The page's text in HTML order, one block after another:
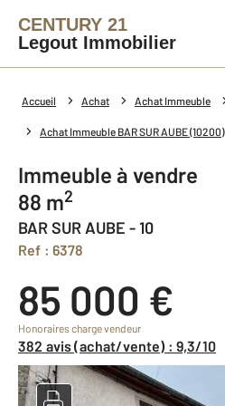
CENTURY 21
Legout Immobilier
Accueil Achat Achat Immeuble
Achat Immeuble BAR SUR AUBE (10200)
Immeuble à vendre
88 m2
BAR SUR AUBE - 10
Ref : 6378
85 000 €
Honoraires charge vendeur
382 avis (achat/vente) : 9,3/10